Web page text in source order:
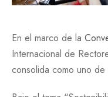
En el marco de la
Internacional de
consolida como uno de